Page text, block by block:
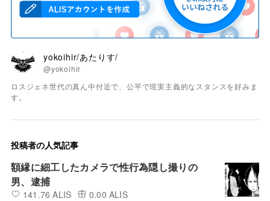
yokoihir/あたりす/
@yokoihir
ロスジェネ世代の真ん中付近で、公平で現実主義的なスタンスを好みま
す。
投稿者の人気記事
額縁に細工したカメラで性行為隠し撮りの
男、逮捕
141.76 ALIS 0.00 ALIS